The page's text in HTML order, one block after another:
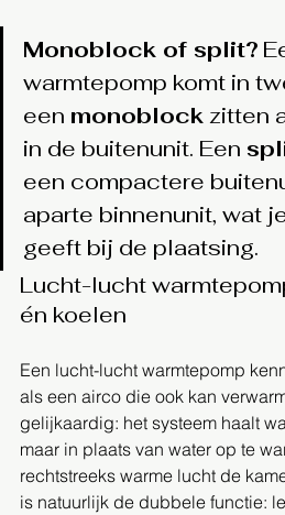
Monoblock of split?
warmtepomp komt in
een monoblock zitten
in de buitenunit. Een
een compactere
aparte binnenunit, wat
geeft bij de plaatsing.
Lucht-lucht
én koelen
Een lucht-lucht warmtepomp
als een airco die ook kan
gelijkaardig: het systeem haalt
maar in plaats van water op te
rechtstreeks warme lucht de
is natuurlijk de dubbele functie: